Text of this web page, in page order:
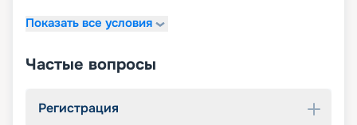
Показать все условия
Частые вопросы
Регистрация